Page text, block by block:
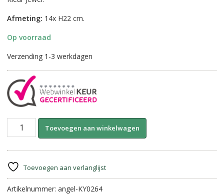
Afmeting: 14x H22 cm.
Op voorraad
Verzending 1-3 werkdagen
Lovely
Angel
||
Brynxz.
aantal
Toevoegen aan winkelwagen
n
Toevoegen aan verlanglijst
Artikelnummer: angel-KY0264